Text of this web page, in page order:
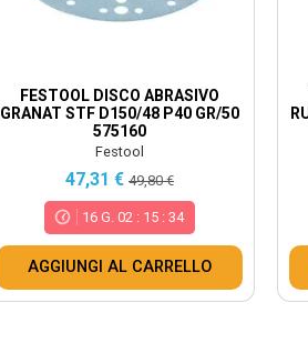
FESTOOL DISCO ABRASIVO
GRANAT STF D150/48 P40 GR/50
575160
Festool
47,31 € 49,80 €
16 G. 02 : 15 :32
AGGIUNGI AL CARRELLO